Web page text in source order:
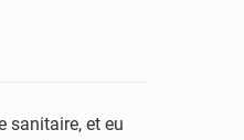
sanitaire, et eu